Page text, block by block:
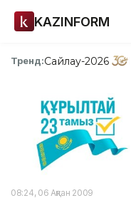
KAZINFORM
Тренд:Сайлау-2026
08:24, 06 Ақпан 2009